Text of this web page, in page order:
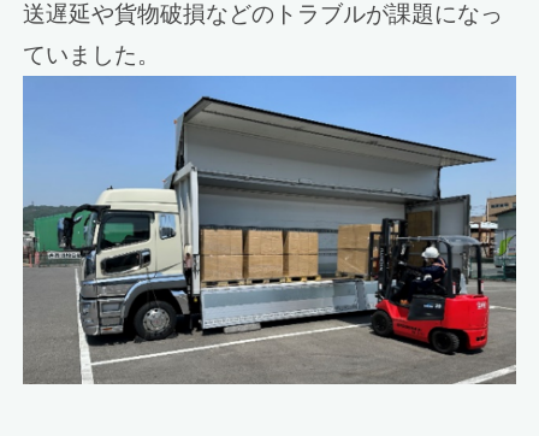
送遅延や貨物破損などのトラブルが課題になっ
ていました。